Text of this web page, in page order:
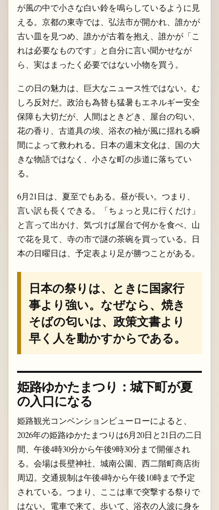
が風の中で小さな白い鈴を鳴らしているように見
える。京都の東寺では、弘法市が開かれ、誰かが
古い皿を見つめ、誰かが古着を抱え、誰かが「こ
れは必要なものです」と自分に言い聞かせなが
ら、実はまったく必要ではない小物を買う。
この日の魅力は、巨大なニュース性ではない。む
しろ反対だ。政治も為替も猛暑もエネルギー安全
保障も大切だが、人間はときどき、屋台の匂い、
花の香り、古道具の埃、浴衣の袖が風に揺れる瞬
間によって救われる。日本の週末文化は、国の大
きな物語ではなく、小さな町の歩道に落ちてい
る。
6月21日は、夏至でもある。昼が長い。つまり、
言い訳も長くできる。「ちょっと見に行くだけ」
と言って出かけ、気づけば屋台で何かを食べ、山
で花を見て、寺の市で謎の茶碗を買っている。日
本の日曜日は、予定表より足が勝つことがある。
日本の祭りは、ときに国家行
事より強い。なぜなら、焼き
そばの匂いは、政策文書より
早く人を動かすからである。
姫路ゆかたまつり：城下町が夏
の入口になる
姫路観光コンベンションビューローによると、
2026年の姫路ゆかたまつりは6月20日と21日の二日
間、午後4時30分から午後9時30分まで開催され
る。会場は長壁神社、城南公園、西二階町商店街
周辺。交通規制は午後4時から午後10時まで予定
されている。つまり、ここは車で突撃する祭りで
はない。電車で来て、歩いて、浴衣の人波に身を